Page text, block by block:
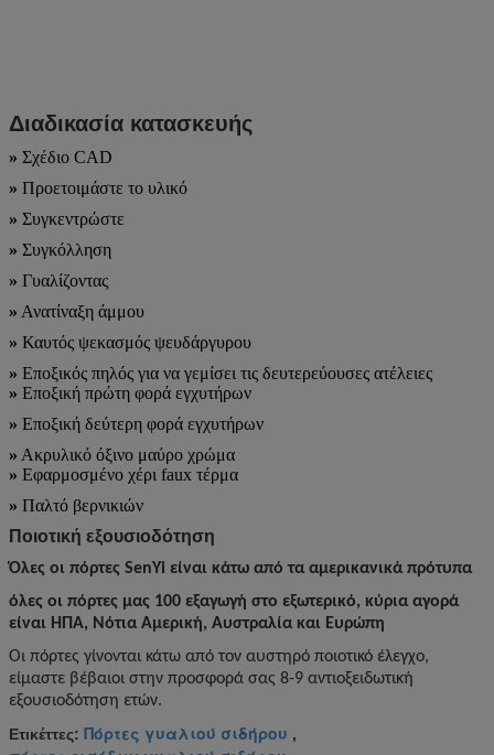
Διαδικασία κατασκευής
» Σχέδιο CAD
» Προετοιμάστε το υλικό
» Συγκεντρώστε
» Συγκόλληση
» Γυαλίζοντας
» Ανατίναξη άμμου
» Καυτός ψεκασμός ψευδάργυρου
» Εποξικός πηλός για να γεμίσει τις δευτερεύουσες ατέλειες
» Εποξική πρώτη φορά εγχυτήρων
» Εποξική δεύτερη φορά εγχυτήρων
» Ακρυλικό όξινο μαύρο χρώμα
» Εφαρμοσμένο χέρι faux τέρμα
» Παλτό βερνικιών
Ποιοτική εξουσιοδότηση
Όλες οι πόρτες SenYi είναι κάτω από τα αμερικανικά πρότυπα
όλες οι πόρτες μας 100 εξαγωγή στο εξωτερικό, κύρια αγορά
είναι ΗΠΑ, Νότια Αμερική, Αυστραλία και Ευρώπη
Οι πόρτες γίνονται κάτω από τον αυστηρό ποιοτικό έλεγχο,
είμαστε βέβαιοι στην προσφορά σας 8-9 αντιοξειδωτική
εξουσιοδότηση ετών.
Ετικέττες: Πόρτες γυαλιού σιδήρου ,